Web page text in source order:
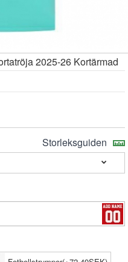
2025-26 Kortärmad
Storleksguiden